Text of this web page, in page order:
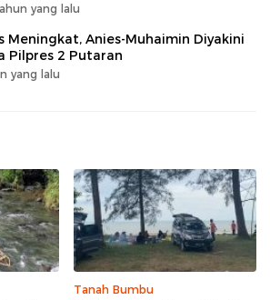
yang lalu
Meningkat, Anies-Muhaimin Diyakini
Pilpres 2 Putaran
yang lalu
Tanah Bumbu